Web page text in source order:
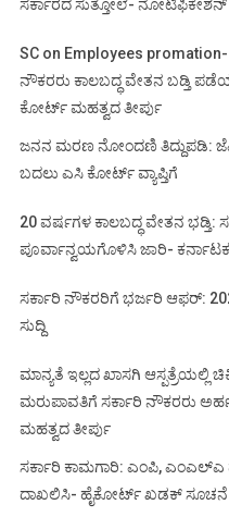
ಸರ್ಕಾರದ ಸುತ್ತೋಲೆ- ನೋಟಿಫಿಕೇಶನ್‌
SC on Employees
ನೌಕರರು ಕಾಲಬದ್ಧ ವೇತನ ಬಡ್ತಿ
ಕೋರ್ಟ್ ಮಹತ್ವದ ತೀರ್ಪು
ಜನನ ಮರಣ ನೋಂದಣಿ ತಿದ್ದುಪಡಿ:
ಬದಲು ಎಸಿ ಕೋರ್ಟ್‌ ವ್ಯಾಪ್ತಿಗೆ
20 ವರ್ಷಗಳ ಕಾಲಬದ್ಧ ವೇತನ ಭಡ್ತಿ:
ಪೂರ್ವಾನ್ವಯಗೊಳಿಸಿ ಜಾರಿ-
ಸರ್ಕಾರಿ ನೌಕರರಿಗೆ ಭರ್ಜರಿ ಆಫರ್:
ಸುದ್ದಿ
ಮಾನ್ಯತೆ ಇಲ್ಲದ ಖಾಸಗಿ
ಮರುಪಾವತಿಗೆ ಸರ್ಕಾರಿ ನೌಕರರು
ಮಹತ್ವದ ತೀರ್ಪು
ಸರ್ಕಾರಿ ಕಾಮಗಾರಿ: ಎಂಪಿ, ಎಂಎಲ್‌ಎ
ದಾಖಲಿಸಿ- ಹೈಕೋರ್ಟ್‌ ಖಡಕ್ ಸೂಚನೆ